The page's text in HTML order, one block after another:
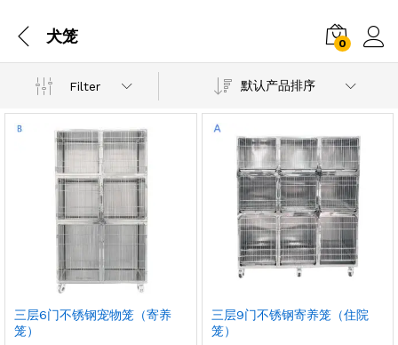
犬笼 0
Filter 默认产品排序
三层6门不锈钢宠物笼（寄养
笼）
三层9门不锈钢寄养笼（住院
笼）